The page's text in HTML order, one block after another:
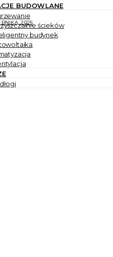
BUDOWLANE
ścieków
budynek
2025